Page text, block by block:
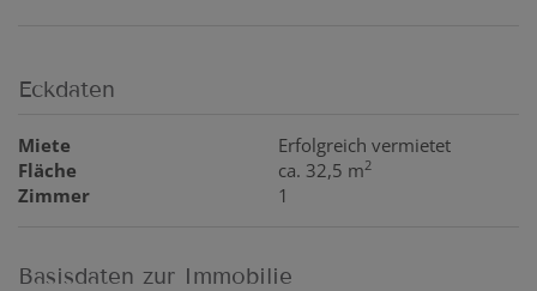
Eckdaten
Miete
Erfolgreich vermietet
Fläche
ca. 32,5 m2
Zimmer 1
Basisdaten zur Immobilie